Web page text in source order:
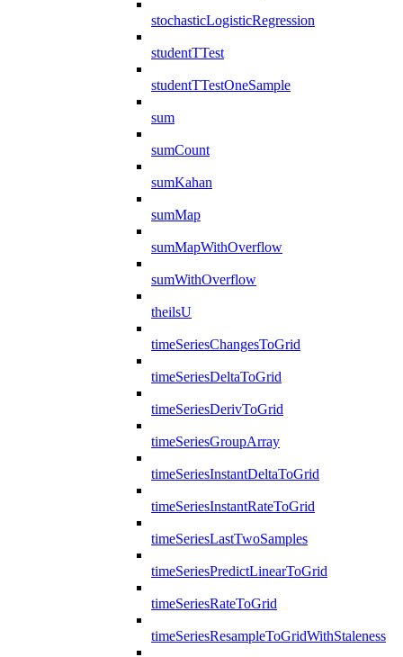
stochasticLogisticRegression
studentTTest
studentTTestOneSample
sum
sumCount
sumKahan
sumMap
sumMapWithOverflow
sumWithOverflow
theilsU
timeSeriesChangesToGrid
timeSeriesDeltaToGrid
timeSeriesDerivToGrid
timeSeriesGroupArray
timeSeriesInstantDeltaToGrid
timeSeriesInstantRateToGrid
timeSeriesLastTwoSamples
timeSeriesPredictLinearToGrid
timeSeriesRateToGrid
timeSeriesResampleToGridWithStaleness